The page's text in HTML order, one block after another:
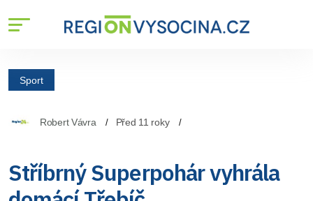
Sport
Robert Vávra Před 11 roky
Stříbrný Superpohár vyhrála